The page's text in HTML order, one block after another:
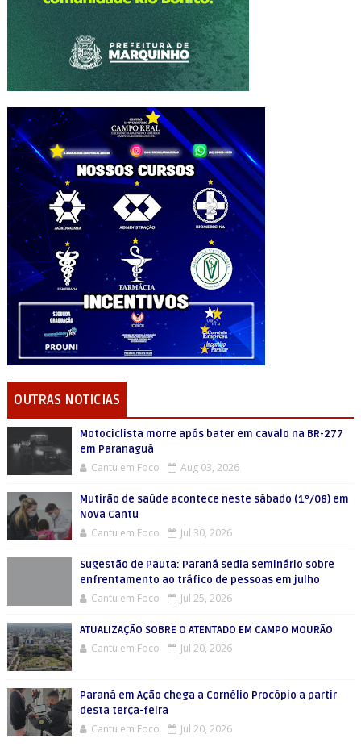
OUTRAS NOTICIAS
Motociclista morre após bater em cavalo na BR-277
em Paranaguá
Cantu em Foco Aug 03, 2026
Mutirão de saúde acontece neste sábado (1º/08) em
Nova Cantu
Cantu em Foco Jul 30, 2026
Sugestão de Pauta: Paraná sedia seminário sobre
enfrentamento ao tráfico de pessoas em julho
Cantu em Foco Jul 25, 2026
ATUALIZAÇÃO SOBRE O ATENTADO EM CAMPO MOURÃO
Cantu em Foco Jul 20, 2026
Paraná em Ação chega a Cornélio Procópio a partir
desta terça-feira
Cantu em Foco Jul 20, 2026